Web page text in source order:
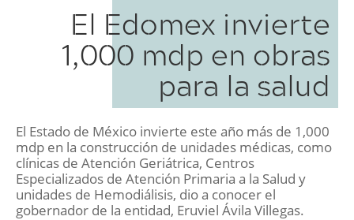
El Edomex invierte
1,000 mdp en obras
para la salud
El Estado de México invierte este año más de 1,000
mdp en la construcción de unidades médicas, como
clínicas de Atención Geriátrica, Centros
Especializados de Atención Primaria a la Salud y
unidades de Hemodiálisis, dio a conocer el
gobernador de la entidad, Eruviel Ávila Villegas.